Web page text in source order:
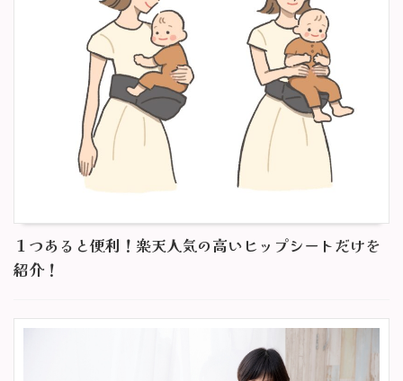
１つあると便利！楽天人気の高いヒップシートだけを
紹介！